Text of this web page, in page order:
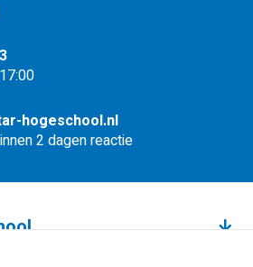
hogeschool.nl
2 dagen reactie